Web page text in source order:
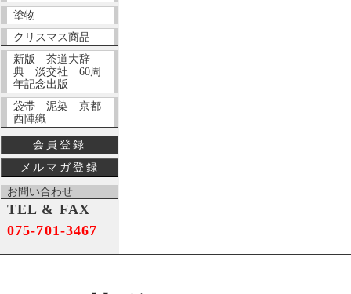
塗物
クリスマス商品
新版 茶道大辞
典 淡交社 60周
年記念出版
袋帯 泥染 京都
西陣織
会員登録
メルマガ登録
お問い合わせ
TEL & FAX
075-701-3467